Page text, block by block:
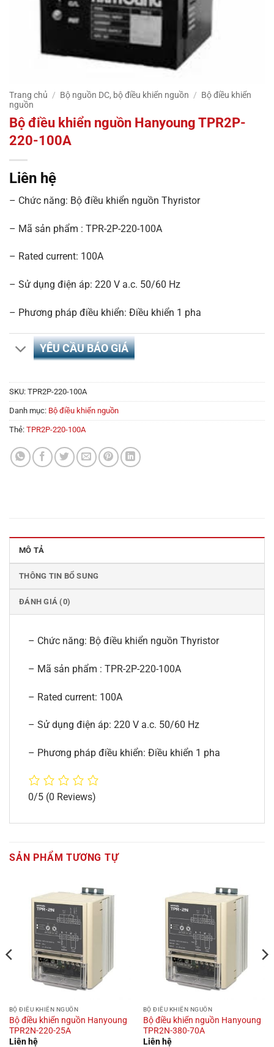
Trang chủ / Bộ nguồn DC, bộ điều khiển nguồn / Bộ điều khiển
nguồn
Bộ điều khiển nguồn Hanyoung TPR2P-
220-100A
Liên hệ
– Chức năng: Bộ điều khiển nguồn Thyristor
– Mã sản phẩm : TPR-2P-220-100A
– Rated current: 100A
– Sử dụng điện áp: 220 V a.c. 50/60 Hz
– Phương pháp điều khiển: Điều khiển 1 pha
YÊU CẦU BÁO GIÁ
SKU: TPR2P-220-100A
Danh mục: Bộ điều khiển nguồn
Thẻ: TPR2P-220-100A
MÔ TẢ
THÔNG TIN BỔ SUNG
ĐÁNH GIÁ (0)
– Chức năng: Bộ điều khiển nguồn Thyristor
– Mã sản phẩm : TPR-2P-220-100A
– Rated current: 100A
– Sử dụng điện áp: 220 V a.c. 50/60 Hz
– Phương pháp điều khiển: Điều khiển 1 pha
0/5 (0 Reviews)
SẢN PHẨM TƯƠNG TỰ
BỘ ĐIỀU KHIỂN NGUỒN
Bộ điều khiển nguồn Hanyoung
TPR2N-220-25A
Liên hệ
BỘ ĐIỀU KHIỂN NGUỒN
Bộ điều khiển nguồn Hanyoung
TPR2N-380-70A
Liên hệ